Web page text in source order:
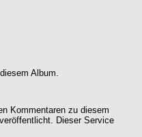
Album.
Kommentaren zu diesem
Dieser Service